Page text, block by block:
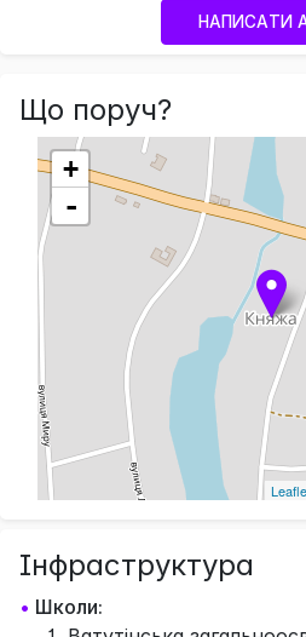
НАПИСАТИ
Що поруч?
+
-
Інфраструктура
• Школи: